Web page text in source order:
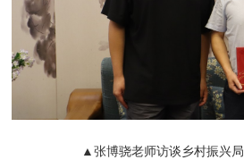
▲张博骁老师访谈乡村振兴局